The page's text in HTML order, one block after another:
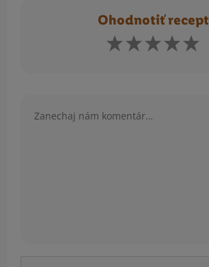
Ohodnotiť recept